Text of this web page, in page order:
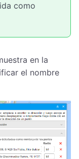
como
en la
el nombre